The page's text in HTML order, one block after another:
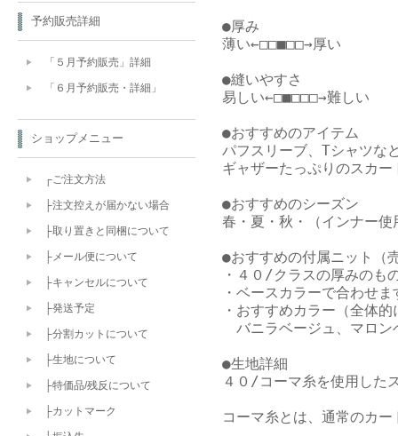
●厚み
薄い←□□■□□→厚い
●縫いやすさ
易しい←□■□□□→難しい
●おすすめのアイテム
パフスリーブ、Tシャツな
ギャザーたっぷりのスカ
●おすすめのシーズン
春・夏・秋・（インナー使
●おすすめの付属ニット（
・４０/クラスの厚みのも
・ベースカラーで合わせ
・おすすめカラー（全体
バニラベージュ、マロン
●生地詳細
４０/コーマ糸を使用した
コーマ糸とは、通常のカ
予約販売詳細
「５月予約販売」詳細
「６月予約販売・詳細」
ショップメニュー
┌ご注文方法
├注文控えが届かない場合
├取り置きと同梱について
├メール便について
├キャンセルについて
├発送予定
├分割カットについて
├生地について
├特価品/残反について
├カットマーク